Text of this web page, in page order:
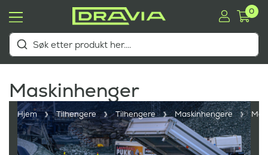
0
Maskinhenger
Hjem Tilhengere Tilhengere Maskinhengere